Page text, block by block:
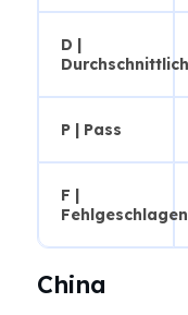
D |
Durchschnittlich
P | Pass
F |
Fehlgeschlagen
China